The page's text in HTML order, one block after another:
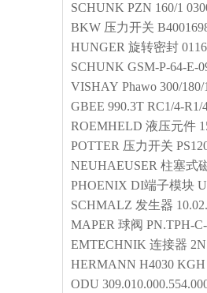
SCHUNK PZN 160/1
BKW 压力开关
HUNGER 旋转密封
SCHUNK GSM-P-64-E-
VISHAY Phawo 300/
GBEE 990.3T RC1/4-R1/
ROEMHELD 液压元件
POTTER 压力开关
NEUHAEUSER 柱塞式
PHOENIX DI端子模块
SCHMALZ 发生器
MAPER 球阀 PN.TPH-
EMTECHNIK 连接器
HERMANN H4030
ODU